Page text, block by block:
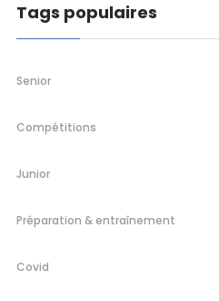
Tags populaires
Senior
Compétitions
Junior
Préparation & entraînement
Covid